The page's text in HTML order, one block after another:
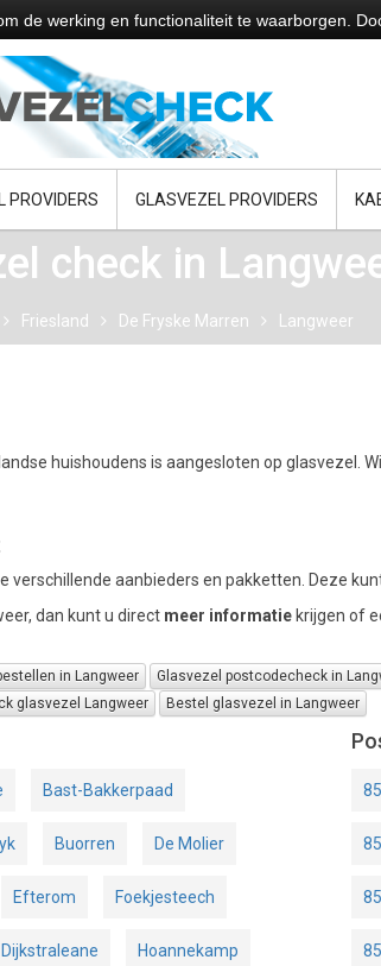
PROVIDERS GLASVEZEL PROVIDERS
check in
Friesland De Fryske Marren Langweer
huishoudens is aangesloten op glasvezel.
verschillende aanbieders en pakketten. Deze
dan kunt u direct meer informatie krijgen of
in Langweer Glasvezel postcodecheck in
glasvezel Langweer Bestel glasvezel in Langweer
Bast-Bakkerpaad
Buorren De Molier
Efterom Foekjesteech
Hoannekamp
de werking en functionaliteit te waarborgen.